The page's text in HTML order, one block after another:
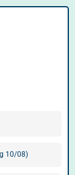
10/08)